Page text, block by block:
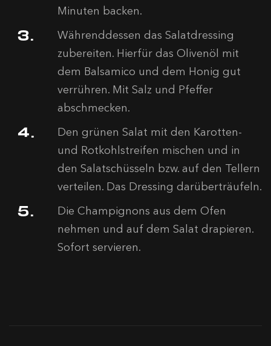
Minuten backen.
Währenddessen das Salatdressing
zubereiten. Hierfür das Olivenöl mit
dem Balsamico und dem Honig gut
verrühren. Mit Salz und Pfeffer
abschmecken.
Den grünen Salat mit den Karotten-
und Rotkohlstreifen mischen und in
den Salatschüsseln bzw. auf den Tellern
verteilen. Das Dressing darüberträufeln.
Die Champignons aus dem Ofen
nehmen und auf dem Salat drapieren.
Sofort servieren.